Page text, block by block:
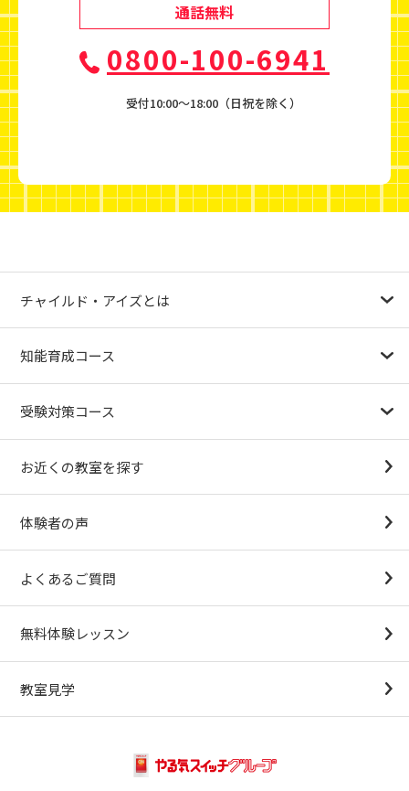
通話無料
0800-100-6941
受付10:00〜18:00（日祝を除く）
チャイルド・アイズとは
知能育成コース
1.5歳〜
3歳
4歳（年少）
5歳（年中）
6歳（年長）
小１～
パターンブロック
IQ（知能）テスト
検定対策
受験対策コース
幼稚園受験対策
小学校受験コース
（思考力アドバンスコースアストルム）
最新合格速報
お近くの教室を探す
体験者の声
よくあるご質問
無料体験レッスン
教室見学